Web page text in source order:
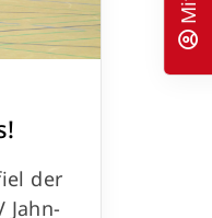
der
Jahn-